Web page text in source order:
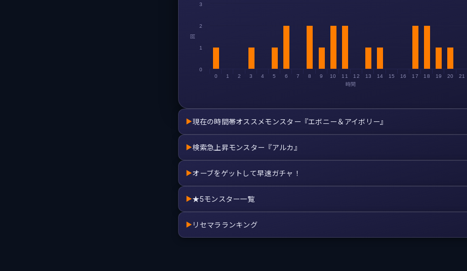
時間
回
0 1 2 3 4 5 6 7 8 9 10 11 12 13 14 15 16 17 18 19 20 21
0
1
2
3
▶現在の時間帯オススメモンスター『エボニー＆アイボリー』
▶検索急上昇モンスター『アルカ』
▶オーブをゲットして早速ガチャ！
▶★5モンスター一覧
▶ リセマラランキング